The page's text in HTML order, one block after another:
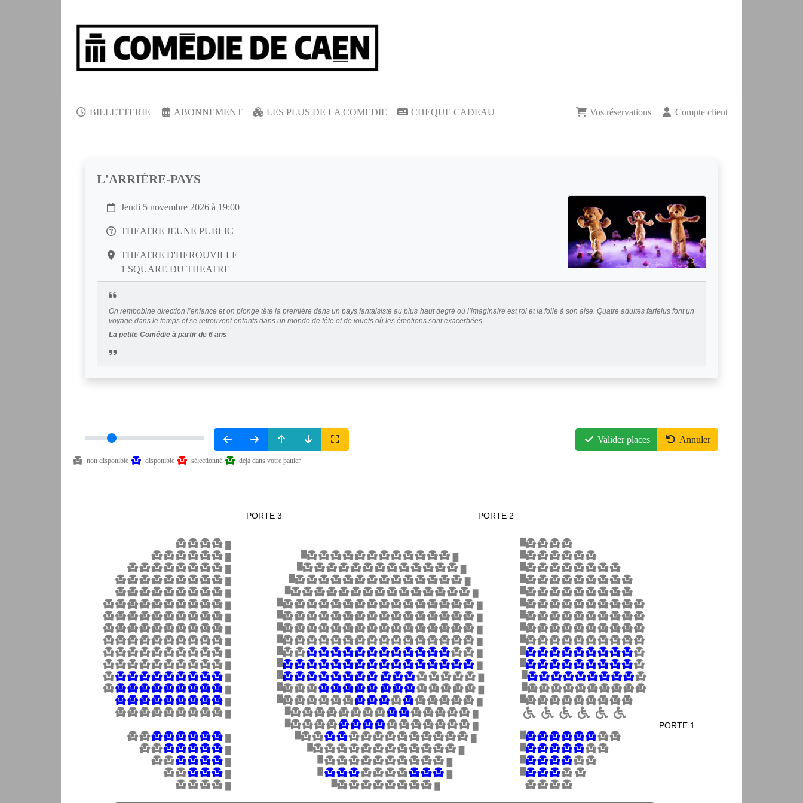
BILLETTERIE ABONNEMENT LES PLUS DE LA COMEDIE CHEQUE CADEAU Vos réservations Compte client
L'ARRIÈRE-PAYS
Jeudi 5 novembre 2026 à 19:00
THEATRE JEUNE PUBLIC
THEATRE D'HEROUVILLE
1 SQUARE DU THEATRE
On rembobine direction l’enfance et on plonge tête la première dans un pays fantaisiste au plus haut degré où l’imaginaire est roi et la folie à son aise. Quatre adultes farfelus font un
voyage dans le temps et se retrouvent enfants dans un monde de fête et de jouets où les émotions sont exacerbées
La petite Comédie à partir de 6 ans
Valider places Annuler
non disponible disponible sélectionné déjà dans votre panier
PORTE 1
PORTE 2
PORTE 3